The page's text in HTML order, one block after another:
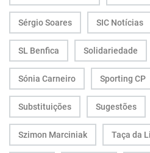
Sérgio Soares SIC Notícias
SL Benfica Solidariedade
Sónia Carneiro Sporting CP
Substituições Sugestões
Szimon Marciniak Taça da